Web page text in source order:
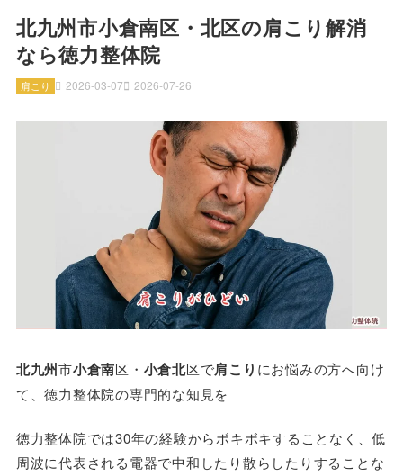
北九州市小倉南区・北区の肩こり解消
なら徳力整体院
2026-03-07 2026-07-26
肩こり
北九州市小倉南区・ 小倉北区で肩こり にお悩みの方へ向け
て、徳力整体院の専門的な知見を
徳力整体院では30年の経験からボキボキすることなく、低
周波に代表される電器で中和したり散らしたりすることな